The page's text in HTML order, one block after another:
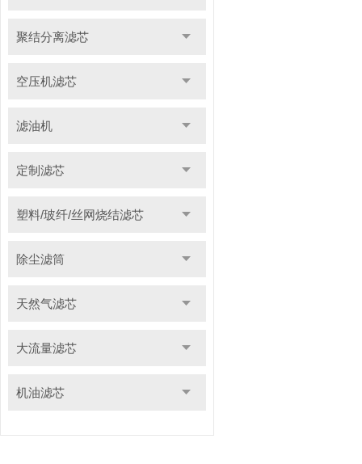
聚结分离滤芯
空压机滤芯
滤油机
定制滤芯
塑料/玻纤/丝网烧结滤芯
除尘滤筒
天然气滤芯
大流量滤芯
机油滤芯